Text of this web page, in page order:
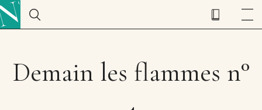
Demain les flammes n°